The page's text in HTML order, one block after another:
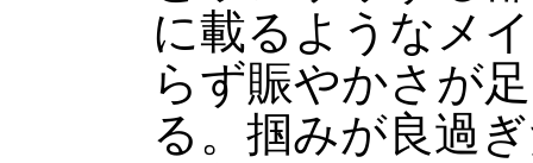
に載るようなメ
らず賑やかさが
る。掴みが良過